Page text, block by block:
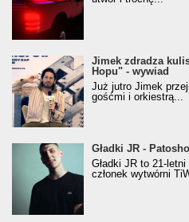
Jimek zdradza kulisy
Hopu" - wywiad
Jimek zdradza
Hopu" - wywiad
Już jutro Jimek
gośćmi i orkiestrą...
Gładki JR - Patoshot
Gładki JR -
Gładki JR to 21-
członek wytwórni